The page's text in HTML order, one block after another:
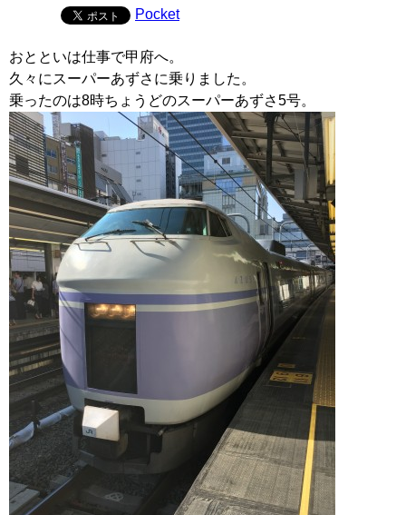
Pocket
おとといは仕事で甲府へ。
久々にスーパーあずさに乗りました。
乗ったのは8時ちょうどのスーパーあずさ5号。